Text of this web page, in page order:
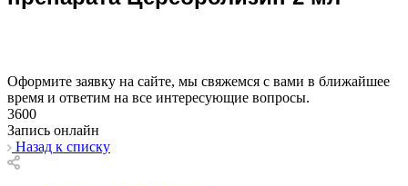
Оформите заявку на сайте, мы свяжемся с вами в ближайшее
время и ответим на все интересующие вопросы.
3600
Запись онлайн
Назад к списку